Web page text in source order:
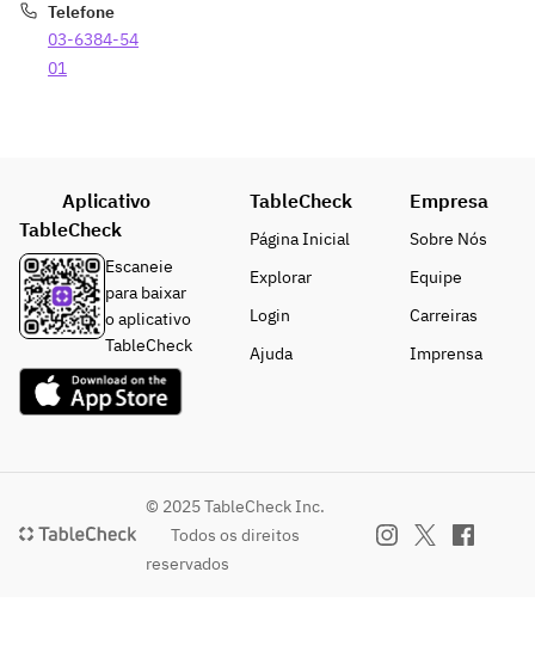
Telefone
03-6384-54
01
Aplicativo
TableCheck
Escaneie
para baixar
o aplicativo
TableCheck
TableCheck
Página Inicial
Explorar
Login
Ajuda
Empresa
Sobre Nós
Equipe
Carreiras
Imprensa
© 2025 TableCheck Inc.
Todos os direitos
reservados